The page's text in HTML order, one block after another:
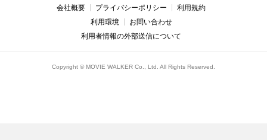
会社概要 プライバシーポリシー
利用規約
利用環境
お問い合わせ
利用者情報の外部送信について
Copyright © MOVIE WALKER Co., Ltd. All Rights Reserved.